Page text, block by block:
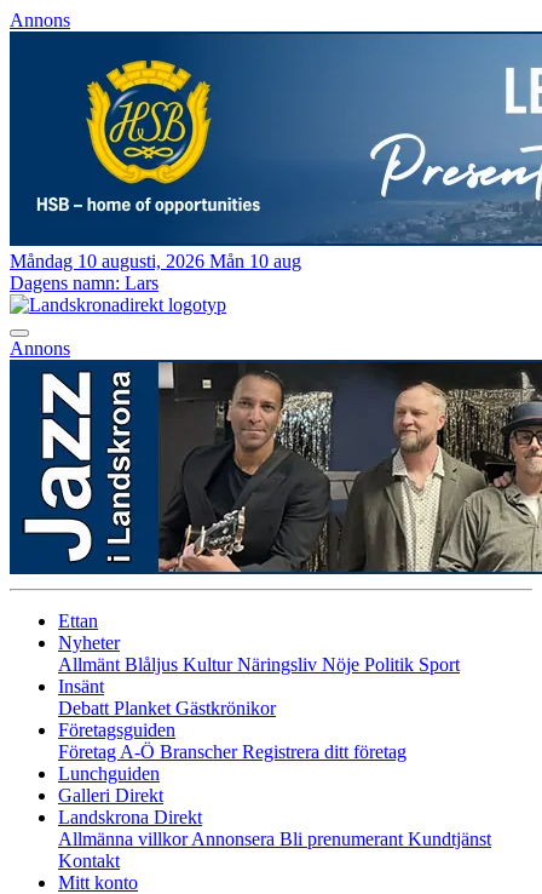
Annons
Måndag 10 augusti, 2026 Mån 10 aug
Dagens namn: Lars
Annons
Ettan
Nyheter
Allmänt Blåljus KulturNäringsliv Nöje Politik Sport
Insänt
Debatt Planket Gästkrönikor
Företagsguiden
Företag A-Ö BranscherRegistrera ditt företag
Lunchguiden
Galleri Direkt
Landskrona Direkt
Allmänna villkorAnnonsera Bli prenumerant Kundtjänst
Kontakt
Mitt konto